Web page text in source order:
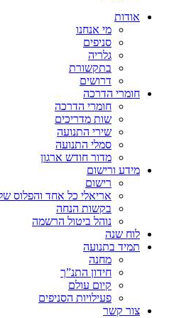
אודות
מי אנחנו
סניפים
גלריה
בתקשורת
דרושים
חומרי הדרכה
חומרי הדרכה
שות מדריכים
שירי התנועה
סמלי התנועה
מדור חודש ארגון
מידע ורישום
רישום
אריאלי כל אחד והפלוס שלו
בקשות הנחה
נוהל ביטול הרשמה
לוח שנה
תמיד בתנועה
מחנה
חידון התנ”ך
קיום עולם
פעילויות הסניפים
צור קשר